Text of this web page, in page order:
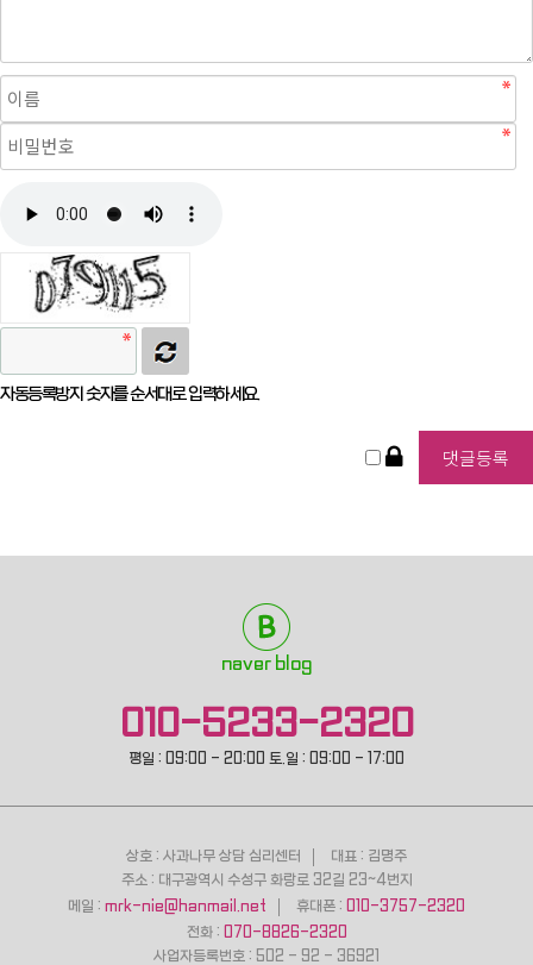
자동등록방지 숫자를 순서대로 입력하세요.
naver blog
010-5233-2320
평일 : 09:00 - 20:00 토.일 : 09:00 - 17:00
상호 : 사과나무 상담 심리센터
대표 : 김명주
주소 : 대구광역시 수성구 화랑로 32길 23~4번지
메일 : mrk-nie@hanmail.net 휴대폰 : 010-3757-2320
전화 : 070-8826-2320
사업자등록번호 : 502 - 92 - 36921